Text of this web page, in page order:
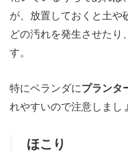
が、放置しておくと土や
どの汚れを発生させたり
す。
特にベランダにプランタ
れやすいので注意しまし
ほこり